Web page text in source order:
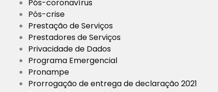
Pós-coronavírus
Pós-crise
Prestação de Serviços
Prestadores de Serviços
Privacidade de Dados
Programa Emergencial
Pronampe
Prorrogação de entrega de declaração 2021